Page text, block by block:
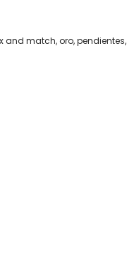
and match,oro,pendientes,